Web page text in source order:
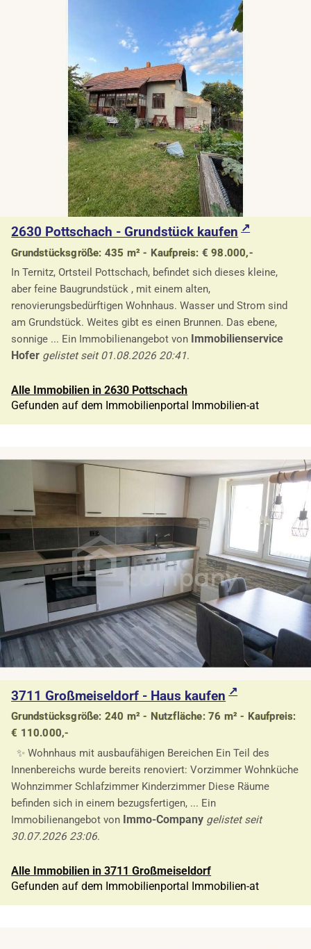
2630 Pottschach - Grundstück kaufen
Grundstücksgröße: 435 m² - Kaufpreis: € 98.000,-
In Ternitz, Ortsteil Pottschach, befindet sich dieses kleine,
aber feine Baugrundstück , mit einem alten,
renovierungsbedürftigen Wohnhaus. Wasser und Strom sind
am Grundstück. Weites gibt es einen Brunnen. Das ebene,
sonnige ... Ein Immobilienangebot von Immobilienservice
Hofer gelistet seit 01.08.2026 20:41.
Alle Immobilien in 2630 Pottschach
Gefunden auf dem Immobilienportal Immobilien-at
3711 Großmeiseldorf - Haus kaufen
Grundstücksgröße: 240 m² - Nutzfläche: 76 m² - Kaufpreis:
€ 110.000,-
✨ Wohnhaus mit ausbaufähigen Bereichen Ein Teil des
Innenbereichs wurde bereits renoviert: Vorzimmer Wohnküche
Wohnzimmer Schlafzimmer Kinderzimmer Diese Räume
befinden sich in einem bezugsfertigen, ... Ein
Immobilienangebot von Immo-Company gelistet seit
30.07.2026 23:06.
Alle Immobilien in 3711 Großmeiseldorf
Gefunden auf dem Immobilienportal Immobilien-at